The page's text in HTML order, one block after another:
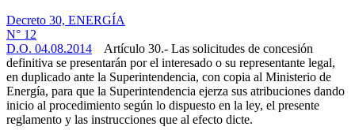
Decreto 30, ENERGÍA
N° 12
D.O. 04.08.2014 Artículo 30.- Las solicitudes de concesión
definitiva se presentarán por el interesado o su representante legal,
en duplicado ante la Superintendencia, con copia al Ministerio de
Energía, para que la Superintendencia ejerza sus atribuciones dando
inicio al procedimiento según lo dispuesto en la ley, el presente
reglamento y las instrucciones que al efecto dicte.